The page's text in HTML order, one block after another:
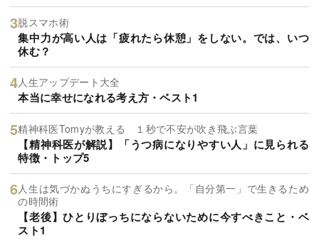
脱スマホ術
集中力が高い人は「疲れたら休憩」をしない。では、いつ
休む？
人生アップデート大全
本当に幸せになれる考え方・ベスト1
精神科医Tomyが教える １秒で不安が吹き飛ぶ言葉
【精神科医が解説】「うつ病になりやすい人」に見られる
特徴・トップ5
人生は気づかぬうちにすぎるから。「自分第一」で生きるため
の時間術
【老後】ひとりぼっちにならないために今すべきこと・ベ
スト1